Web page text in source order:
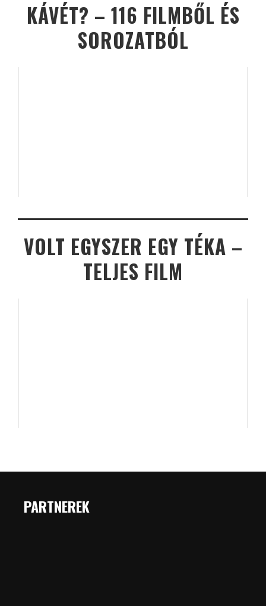
KÁVÉT? – 116 FILMBŐL ÉS
SOROZATBÓL
VOLT EGYSZER EGY TÉKA –
TELJES FILM
PARTNEREK